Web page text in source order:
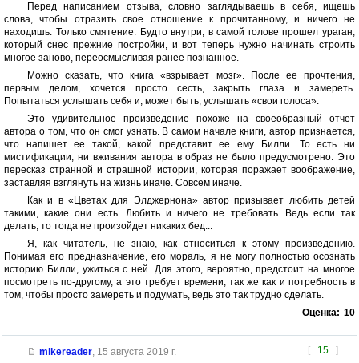
Перед написанием отзыва, словно заглядываешь в себя, ищешь
слова, чтобы отразить свое отношение к прочитанному, и ничего не
находишь. Только смятение. Будто внутри, в самой голове прошел ураган,
который снес прежние постройки, и вот теперь нужно начинать строить
многое заново, переосмысливая ранее познанное.
Можно сказать, что книга «взрывает мозг». После ее прочтения,
первым делом, хочется просто сесть, закрыть глаза и замереть.
Попытаться услышать себя и, может быть, услышать «свои голоса».
Это удивительное произведение похоже на своеобразный отчет
автора о том, что он смог узнать. В самом начале книги, автор признается,
что напишет ее такой, какой представит ее ему Билли. То есть ни
мистификации, ни вживания автора в образ не было предусмотрено. Это
пересказ странной и страшной истории, которая поражает воображение,
заставляя взглянуть на жизнь иначе. Совсем иначе.
Как и в «Цветах для Элджернона» автор призывает любить детей
такими, какие они есть. Любить и ничего не требовать...Ведь если так
делать, то тогда не произойдет никаких бед...
Я, как читатель, не знаю, как относиться к этому произведению.
Понимая его предназначение, его мораль, я не могу полностью осознать
историю Билли, ужиться с ней. Для этого, вероятно, предстоит на многое
посмотреть по-другому, а это требует времени, так же как и потребность в
том, чтобы просто замереть и подумать, ведь это так трудно сделать.
Оценка: 10
[ 15 ]
mikereader, 15 августа 2019 г.